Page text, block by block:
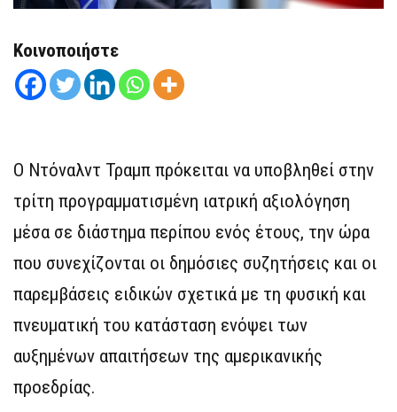
Κοινοποιήστε
Ο Ντόναλντ Τραμπ πρόκειται να υποβληθεί στην
τρίτη προγραμματισμένη ιατρική αξιολόγηση
μέσα σε διάστημα περίπου ενός έτους, την ώρα
που συνεχίζονται οι δημόσιες συζητήσεις και οι
παρεμβάσεις ειδικών σχετικά με τη φυσική και
πνευματική του κατάσταση ενόψει των
αυξημένων απαιτήσεων της αμερικανικής
προεδρίας.